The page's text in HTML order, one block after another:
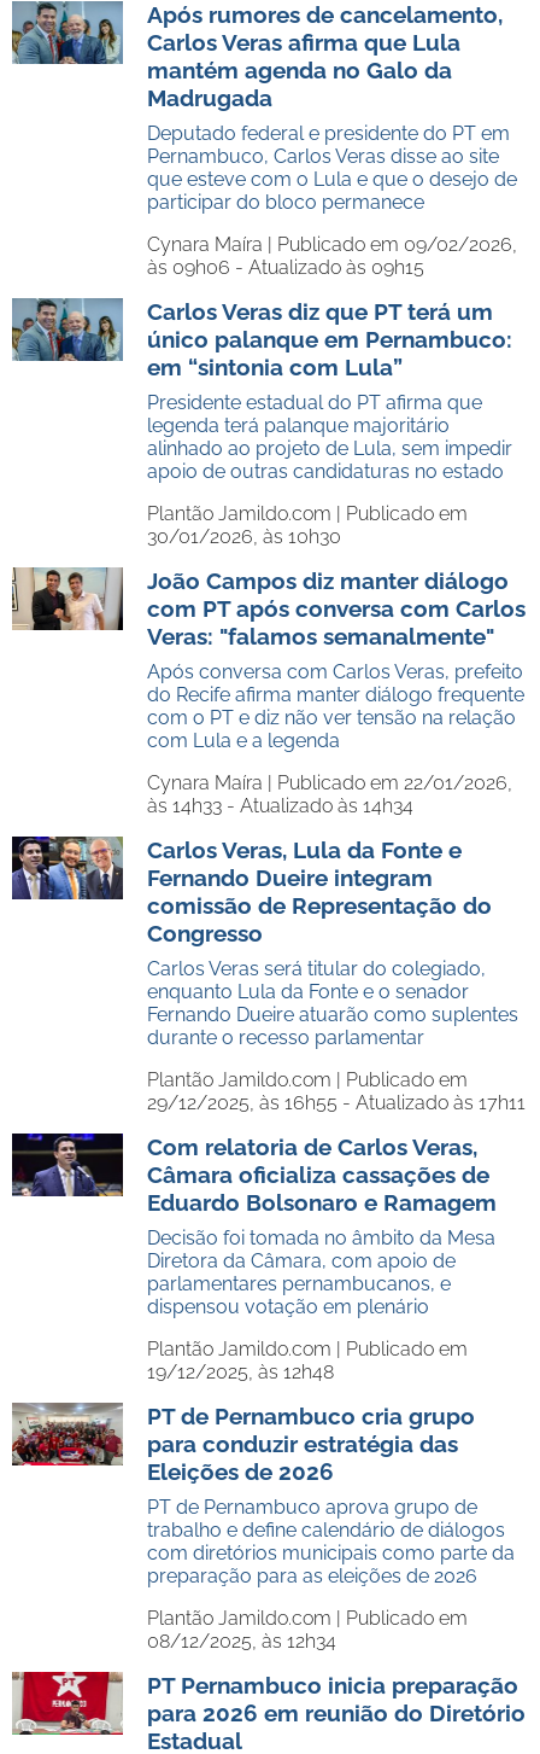
Após rumores de cancelamento,
Carlos Veras afirma que Lula
mantém agenda no Galo da
Madrugada
Deputado federal e presidente do PT em
Pernambuco, Carlos Veras disse ao site
que esteve com o Lula e que o desejo de
participar do bloco permanece
Cynara Maíra | Publicado em 09/02/2026,
às 09h06 - Atualizado às 09h15
Carlos Veras diz que PT terá um
único palanque em Pernambuco:
em “sintonia com Lula”
Presidente estadual do PT afirma que
legenda terá palanque majoritário
alinhado ao projeto de Lula, sem impedir
apoio de outras candidaturas no estado
Plantão Jamildo.com | Publicado em
30/01/2026, às 10h30
João Campos diz manter diálogo
com PT após conversa com Carlos
Veras: "falamos semanalmente"
Após conversa com Carlos Veras, prefeito
do Recife afirma manter diálogo frequente
com o PT e diz não ver tensão na relação
com Lula e a legenda
Cynara Maíra | Publicado em 22/01/2026,
às 14h33 - Atualizado às 14h34
Carlos Veras, Lula da Fonte e
Fernando Dueire integram
comissão de Representação do
Congresso
Carlos Veras será titular do colegiado,
enquanto Lula da Fonte e o senador
Fernando Dueire atuarão como suplentes
durante o recesso parlamentar
Plantão Jamildo.com | Publicado em
29/12/2025, às 16h55 - Atualizado às 17h11
Com relatoria de Carlos Veras,
Câmara oficializa cassações de
Eduardo Bolsonaro e Ramagem
Decisão foi tomada no âmbito da Mesa
Diretora da Câmara, com apoio de
parlamentares pernambucanos, e
dispensou votação em plenário
Plantão Jamildo.com | Publicado em
19/12/2025, às 12h48
PT de Pernambuco cria grupo
para conduzir estratégia das
Eleições de 2026
PT de Pernambuco aprova grupo de
trabalho e define calendário de diálogos
com diretórios municipais como parte da
preparação para as eleições de 2026
Plantão Jamildo.com | Publicado em
08/12/2025, às 12h34
PT Pernambuco inicia preparação
para 2026 em reunião do Diretório
Estadual